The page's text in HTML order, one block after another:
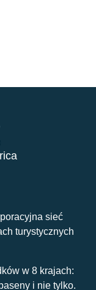
sieć
turystycznych
w 8 krajach:
i nie tylko.